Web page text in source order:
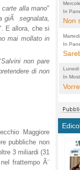
alla mano"
giÃ segnalata,
E allora, che si
mai mollato in
Salvini non pare
di non
Maggiore
pubbliche non
3 miliardi (31
frattempo Ã¨
per
che
qui
PER
sono
(non
dal
Ora
In
Non
la
a
In
città,
In
di
e